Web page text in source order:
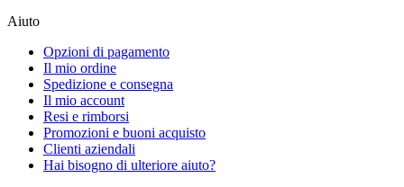
Aiuto
Opzioni di pagamento
Il mio ordine
Spedizione e consegna
Il mio account
Resi e rimborsi
Promozioni e buoni acquisto
Clienti aziendali
Hai bisogno di ulteriore aiuto?